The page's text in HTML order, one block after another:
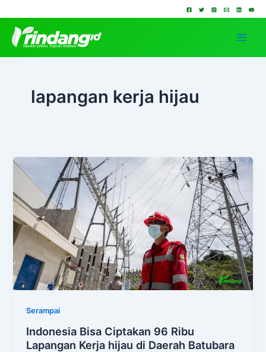
ke
konten
lapangan kerja hijau
Serampai
Indonesia Bisa Ciptakan 96 Ribu
Lapangan Kerja hijau di Daerah Batubara